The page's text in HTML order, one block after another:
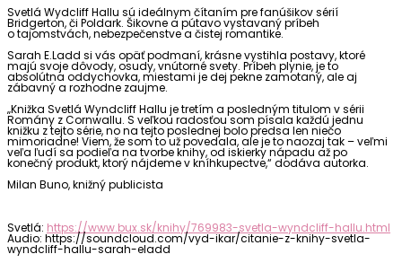
Svetlá Wydcliff Hallu sú ideálnym čítaním pre fanúšikov sérií
Bridgerton, či Poldark. Šikovne a pútavo vystavaný príbeh
o tajomstvách, nebezpečenstve a čistej romantike.
Sarah E.Ladd si vás opäť podmaní, krásne vystihla postavy, ktoré
majú svoje dôvody, osudy, vnútorné svety. Príbeh plynie, je to
absolútna oddychovka, miestami je dej pekne zamotaný, ale aj
zábavný a rozhodne zaujme.
„Knižka Svetlá Wyndcliff Hallu je tretím a posledným titulom v sérii
Romány z Cornwallu. S veľkou radosťou som písala každú jednu
knižku z tejto série, no na tejto poslednej bolo predsa len niečo
mimoriadne! Viem, že som to už povedala, ale je to naozaj tak – veľmi
veľa ľudí sa podieľa na tvorbe knihy, od iskierky nápadu až po
konečný produkt, ktorý nájdeme v kníhkupectve,“ dodáva autorka.
Milan Buno, knižný publicista
Svetlá: https://www.bux.sk/knihy/769983-svetla-wyndcliff-hallu.html
Audio: https://soundcloud.com/vyd-ikar/citanie-z-knihy-svetla-
wyndcliff-hallu-sarah-eladd